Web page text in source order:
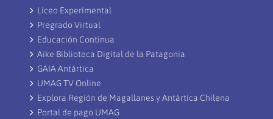
Liceo Experimental
Pregrado Virtual
Educación Continua
Aike Biblioteca Digital de la Patagonia
GAIA Antártica
UMAG TV Online
Explora Región de Magallanes y Antártica Chilena
Portal de pago UMAG